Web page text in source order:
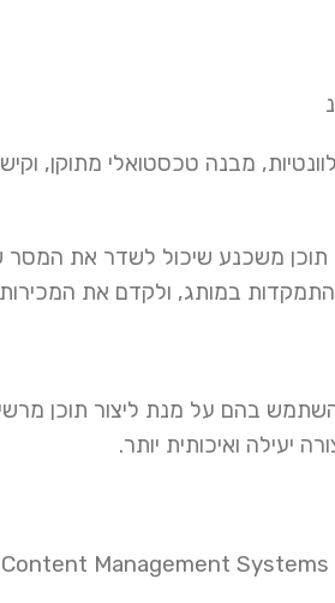
מבנה טכסטואלי מתוקן,
משכנע שיכול לשדר את המסר
במותג, ולקדם את
בהם על מנת ליצור תוכן
יעילה ואיכותית יותר.